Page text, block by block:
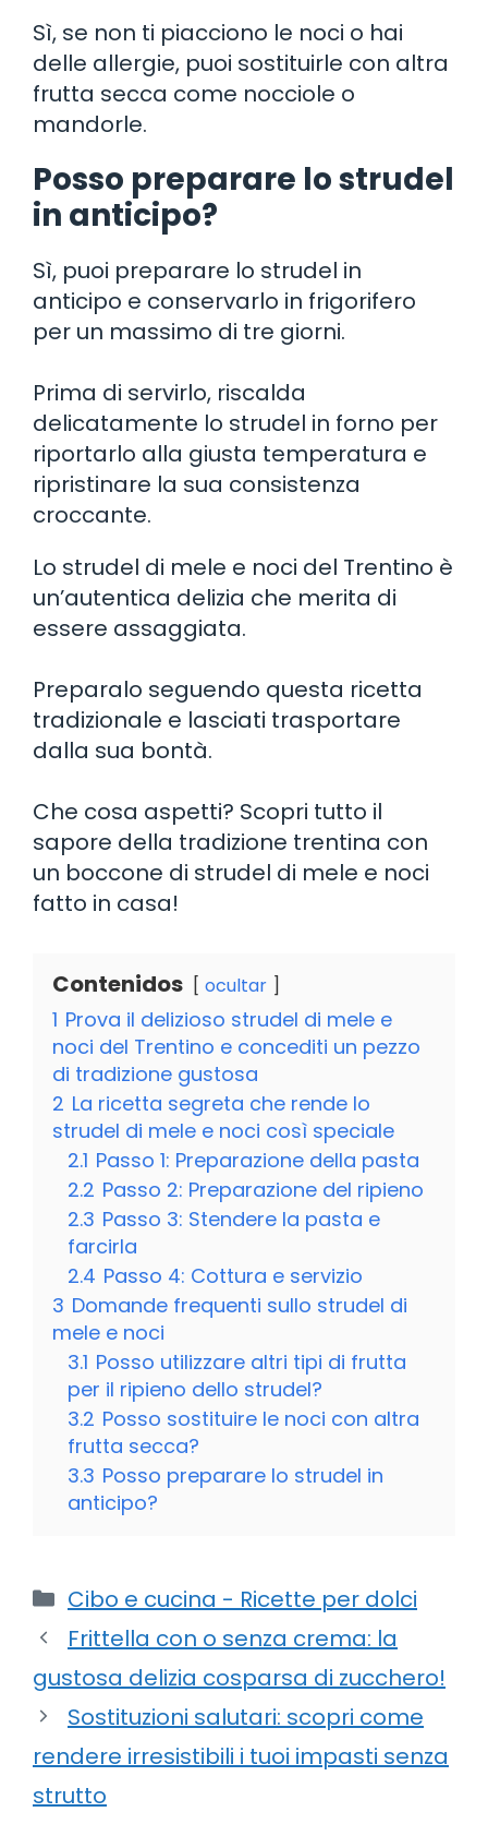
Sì, se non ti piacciono le noci o hai
delle allergie, puoi sostituirle con altra
frutta secca come nocciole o
mandorle.
Posso preparare lo strudel
in anticipo?
Sì, puoi preparare lo strudel in
anticipo e conservarlo in frigorifero
per un massimo di tre giorni.
Prima di servirlo, riscalda
delicatamente lo strudel in forno per
riportarlo alla giusta temperatura e
ripristinare la sua consistenza
croccante.
Lo strudel di mele e noci del Trentino è
un’autentica delizia che merita di
essere assaggiata.
Preparalo seguendo questa ricetta
tradizionale e lasciati trasportare
dalla sua bontà.
Che cosa aspetti? Scopri tutto il
sapore della tradizione trentina con
un boccone di strudel di mele e noci
fatto in casa!
Contenidos ocultar
1 Prova il delizioso strudel di mele e
noci del Trentino e concediti un pezzo
di tradizione gustosa
2 La ricetta segreta che rende lo
strudel di mele e noci così speciale
2.1 Passo 1: Preparazione della pasta
2.2 Passo 2: Preparazione del ripieno
2.3 Passo 3: Stendere la pasta e
farcirla
2.4 Passo 4: Cottura e servizio
3 Domande frequenti sullo strudel di
mele e noci
3.1 Posso utilizzare altri tipi di frutta
per il ripieno dello strudel?
3.2 Posso sostituire le noci con altra
frutta secca?
3.3 Posso preparare lo strudel in
anticipo?
Categorie
Cibo e cucina - Ricette per dolci
Frittella con o senza crema: la
gustosa delizia cosparsa di zucchero!
Sostituzioni salutari: scopri come
rendere irresistibili i tuoi impasti senza
strutto